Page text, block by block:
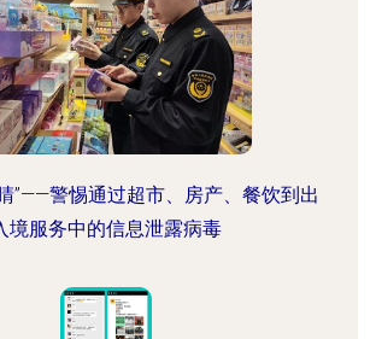
”——警惕通过超市、房产、餐饮到出
境服务中的信息泄露病毒